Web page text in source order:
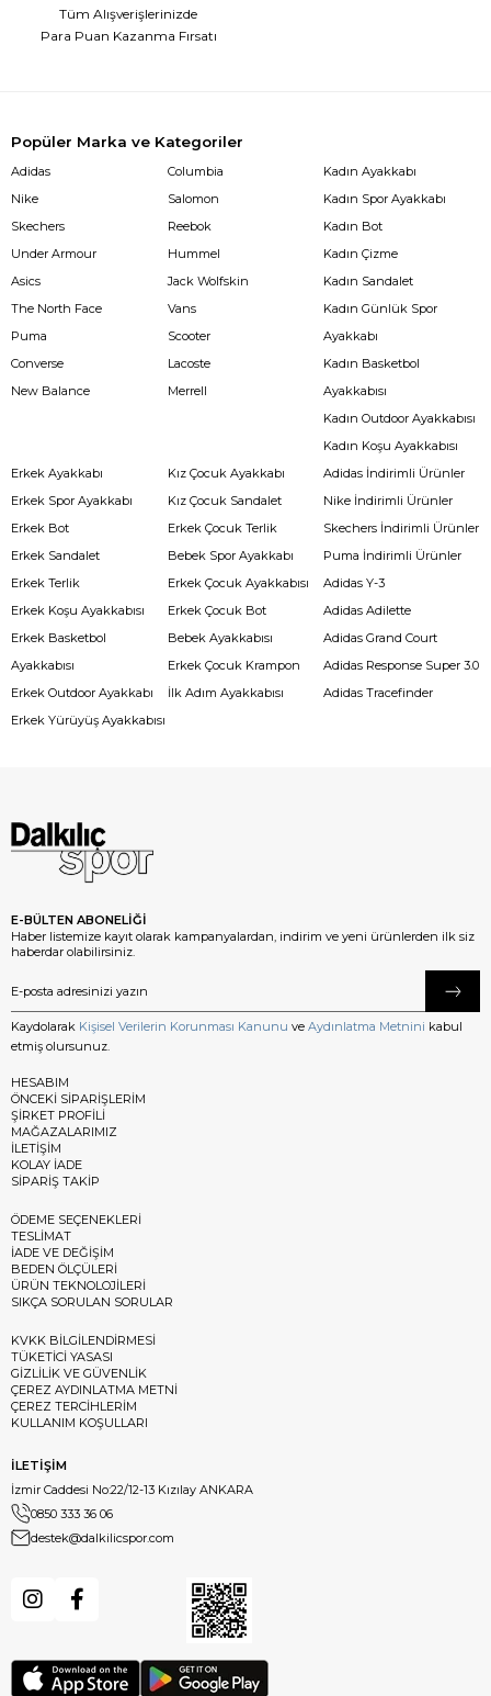
Tüm Alışverişlerinizde
Para Puan Kazanma Fırsatı
Popüler Marka ve Kategoriler
Adidas
Nike
Skechers
Under Armour
Asics
The North Face
Puma
Converse
New Balance
Columbia
Salomon
Reebok
Hummel
Jack Wolfskin
Vans
Scooter
Lacoste
Merrell
Kadın Ayakkabı
Kadın Spor Ayakkabı
Kadın Bot
Kadın Çizme
Kadın Sandalet
Kadın Günlük Spor
Ayakkabı
Kadın Basketbol
Ayakkabısı
Kadın Outdoor Ayakkabısı
Kadın Koşu Ayakkabısı
Erkek Ayakkabı
Erkek Spor Ayakkabı
Erkek Bot
Erkek Sandalet
Erkek Terlik
Erkek Koşu Ayakkabısı
Erkek Basketbol
Ayakkabısı
Erkek Outdoor Ayakkabı
Erkek Yürüyüş Ayakkabısı
Kız Çocuk Ayakkabı
Kız Çocuk Sandalet
Erkek Çocuk Terlik
Bebek Spor Ayakkabı
Erkek Çocuk Ayakkabısı
Erkek Çocuk Bot
Bebek Ayakkabısı
Erkek Çocuk Krampon
İlk Adım Ayakkabısı
Adidas İndirimli Ürünler
Nike İndirimli Ürünler
Skechers İndirimli Ürünler
Puma İndirimli Ürünler
Adidas Y-3
Adidas Adilette
Adidas Grand Court
Adidas Response Super 3.0
Adidas Tracefinder
E-BÜLTEN ABONELİĞİ
Haber listemize kayıt olarak kampanyalardan, indirim ve yeni ürünlerden ilk siz
haberdar olabilirsiniz.
Kaydolarak Kişisel Verilerin Korunması Kanunu ve Aydınlatma Metnini kabul
etmiş olursunuz.
HESABIM
ÖNCEKİ SİPARİŞLERİM
ŞİRKET PROFİLİ
MAĞAZALARIMIZ
İLETİŞİM
KOLAY İADE
SİPARİŞ TAKİP
ÖDEME SEÇENEKLERİ
TESLİMAT
İADE VE DEĞİŞİM
BEDEN ÖLÇÜLERİ
ÜRÜN TEKNOLOJİLERİ
SIKÇA SORULAN SORULAR
KVKK BİLGİLENDİRMESİ
TÜKETİCİ YASASI
GİZLİLİK VE GÜVENLİK
ÇEREZ AYDINLATMA METNİ
ÇEREZ TERCİHLERİM
KULLANIM KOŞULLARI
İLETİŞİM
İzmir Caddesi No:22/12-13 Kızılay ANKARA
0850 333 36 06
destek@dalkilicspor.com